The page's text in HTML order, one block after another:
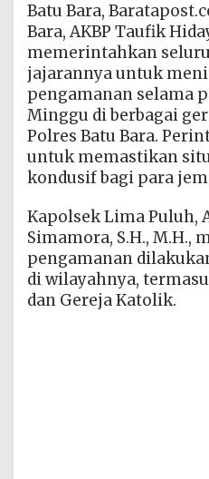
Batu Bara,
Bara, AKBP Taufik
memerintahkan
jajarannya untuk
pengamanan selama
Minggu di berbagai
Polres Batu Bara.
untuk memastikan
kondusif bagi para
Kapolsek Lima Puluh,
Simamora, S.H., M.H.,
pengamanan
di wilayahnya,
dan Gereja Katolik.